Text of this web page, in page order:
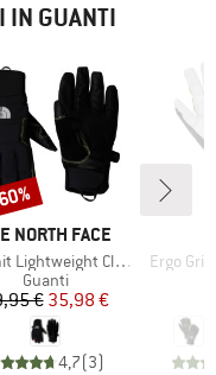
IN GUANTI
NORTH FACE
Climb Glove
Gruppo di prodotti
Guanti
Prezzo
€Prezzo ridotto
35,98 €
4,7(3)
Articolo
Ergo